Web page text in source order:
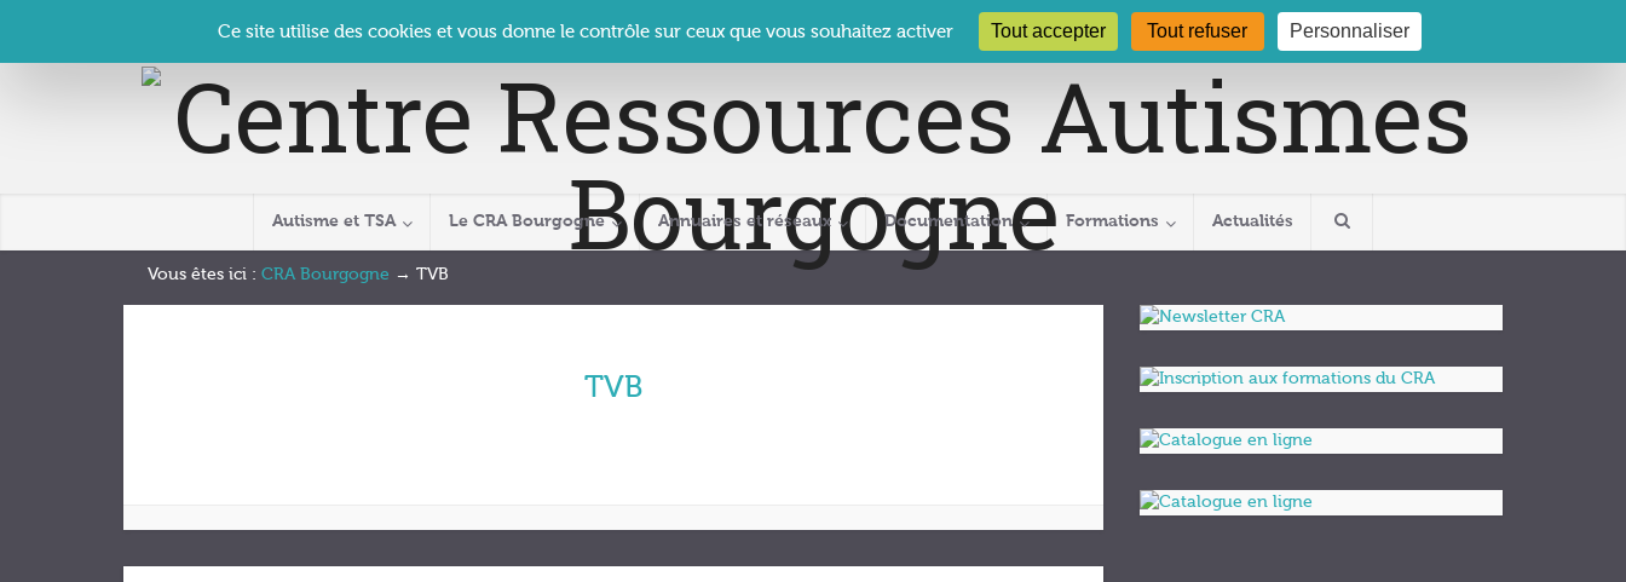
Contact Se connecter | CRA Bourgogne – Le Clos des Présidents – 19-21 rue Coty – 21 000 DIJON cra@crabourgogne.org 03 80 29 54 19
Autisme et TSA Le CRA Bourgogne Annuaires et réseaux Documentation Formations Actualités
Vous êtes ici : CRA Bourgogne → TVB
TVB
Ce site utilise des cookies et vous donne le contrôle sur ceux que vous souhaitez activer Tout accepter Tout refuser Personnaliser